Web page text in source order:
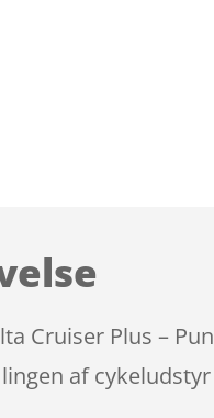
Cruiser Plus –
af